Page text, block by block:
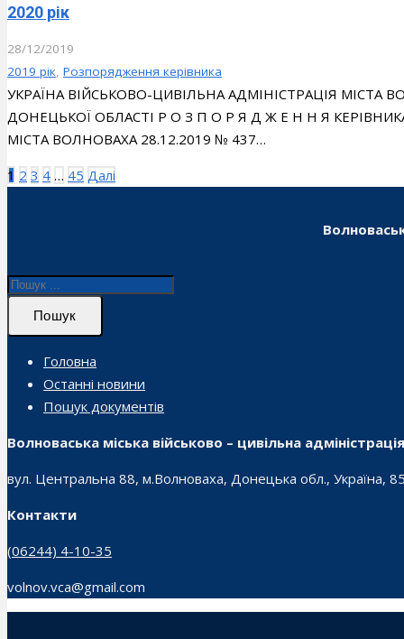
2020 рік
28/12/2019
2019 рік, Розпорядження керівника
УКРАЇНА ВІЙСЬКОВО-ЦИВІЛЬНА АДМІНІСТРАЦІЯ
ДОНЕЦЬКОЇ ОБЛАСТІ Р О З П О Р Я Д Ж Е Н Н Я
МІСТА ВОЛНОВАХА 28.12.2019 № 437…
Пагінація
1 2 3 4 … 45 Далі
Пошук
Головна
Останні новини
Пошук документів
Волноваська міська військово – цивільна адміністрація
вул. Центральна 88, м.Волноваха, Донецька обл., Україна,
Контакти
(06244) 4-10-35
volnov.vca@gmail.com